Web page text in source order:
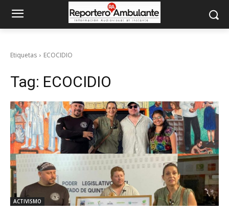
Etiquetas ECOCIDIO
Tag: ECOCIDIO
ACTIVISMO